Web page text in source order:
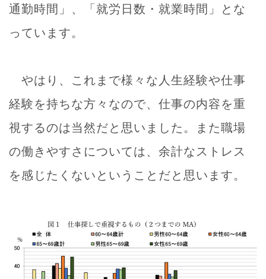
通勤時間」、「就労日数・就業時間」とな
っています。
やはり、これまで様々な人生経験や仕事
経験を持ちな方々なので、仕事の内容を重
視するのは当然だと思いました。また職場
の働きやすさについては、余計なストレス
を感じたくないということだと思います。